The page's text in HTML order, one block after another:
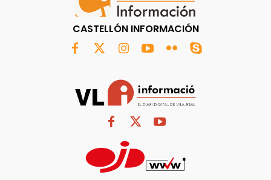
CASTELLÓN INFORMACIÓN